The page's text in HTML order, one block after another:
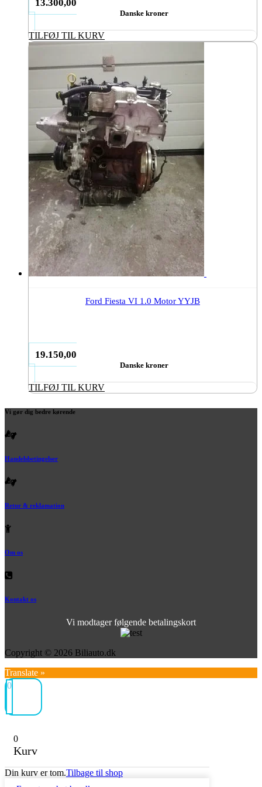
13.300,00
Danske kroner
TILFØJ TIL KURV
Ford Fiesta VI 1.0 Motor YYJB
19.150,00
Danske kroner
TILFØJ TIL KURV
Vi gør dig bedre kørende
Handelsbetingelser
Retur & reklamation
Om os
Kontakt os
Vi modtager følgende betalingskort
Copyright © 2026 Biliauto.dk
Translate »
0
0
Kurv
Din kurv er tom.Tilbage til shop